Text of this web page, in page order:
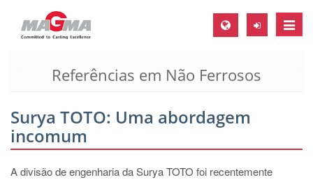
Toggle
MAGMA Europa, Alemanha
EN
CS
MAGMA América do Norte, USA
Referências em Não Ferrosos
Surya TOTO: Uma abordagem
incomum
A divisão de engenharia da Surya TOTO foi recentemente